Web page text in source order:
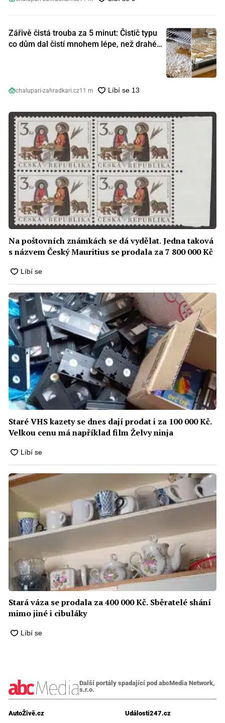
Zářivě čistá trouba za 5 minut: Čistič typu
co dům dal čistí mnohem lépe, než drahé
chalupari-zahradkari.cz11 m
Na poštovních známkách se dá vydělat. Jedna taková
s názvem Český Mauritius se prodala za 7 800 000 Kč
Staré VHS kazety se dnes dají prodat i za 100 000 Kč.
Velkou cenu má například film Želvy ninja
Stará váza se prodala za 400 000 Kč. Sběratelé shání
mimo jiné i cibuláky
Další portály spadající pod abcMedia Network,
s.r.o.
AutoŽivě.cz
Události247.cz